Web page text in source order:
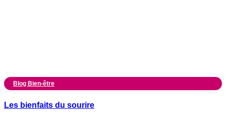
Blog Bien-être
Les bienfaits du sourire